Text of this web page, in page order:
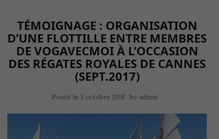
TÉMOIGNAGE : ORGANISATION
D’UNE FLOTTILLE ENTRE MEMBRES
DE VOGAVECMOI À L’OCCASION
DES RÉGATES ROYALES DE CANNES
(SEPT.2017)
Posté le 5 octobre 2018 by admin